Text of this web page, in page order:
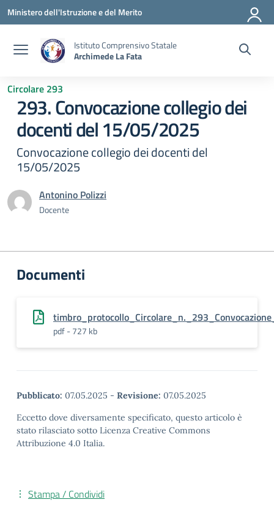
Vai ai contenuti
Vai al menu di navigazione
Vai al footer
Ministero dell'Istruzione e del Merito
Istituto Comprensivo Statale
Archimede La Fata
Circolare 293
293. Convocazione collegio dei
docenti del 15/05/2025
Convocazione collegio dei docenti del
15/05/2025
Antonino Polizzi
Docente
Documenti
pdf - 727 kb
Pubblicato: 07.05.2025 - Revisione: 07.05.2025
Eccetto dove diversamente specificato, questo articolo è
stato rilasciato sotto Licenza Creative Commons
Attribuzione 4.0 Italia.
Stampa / Condividi